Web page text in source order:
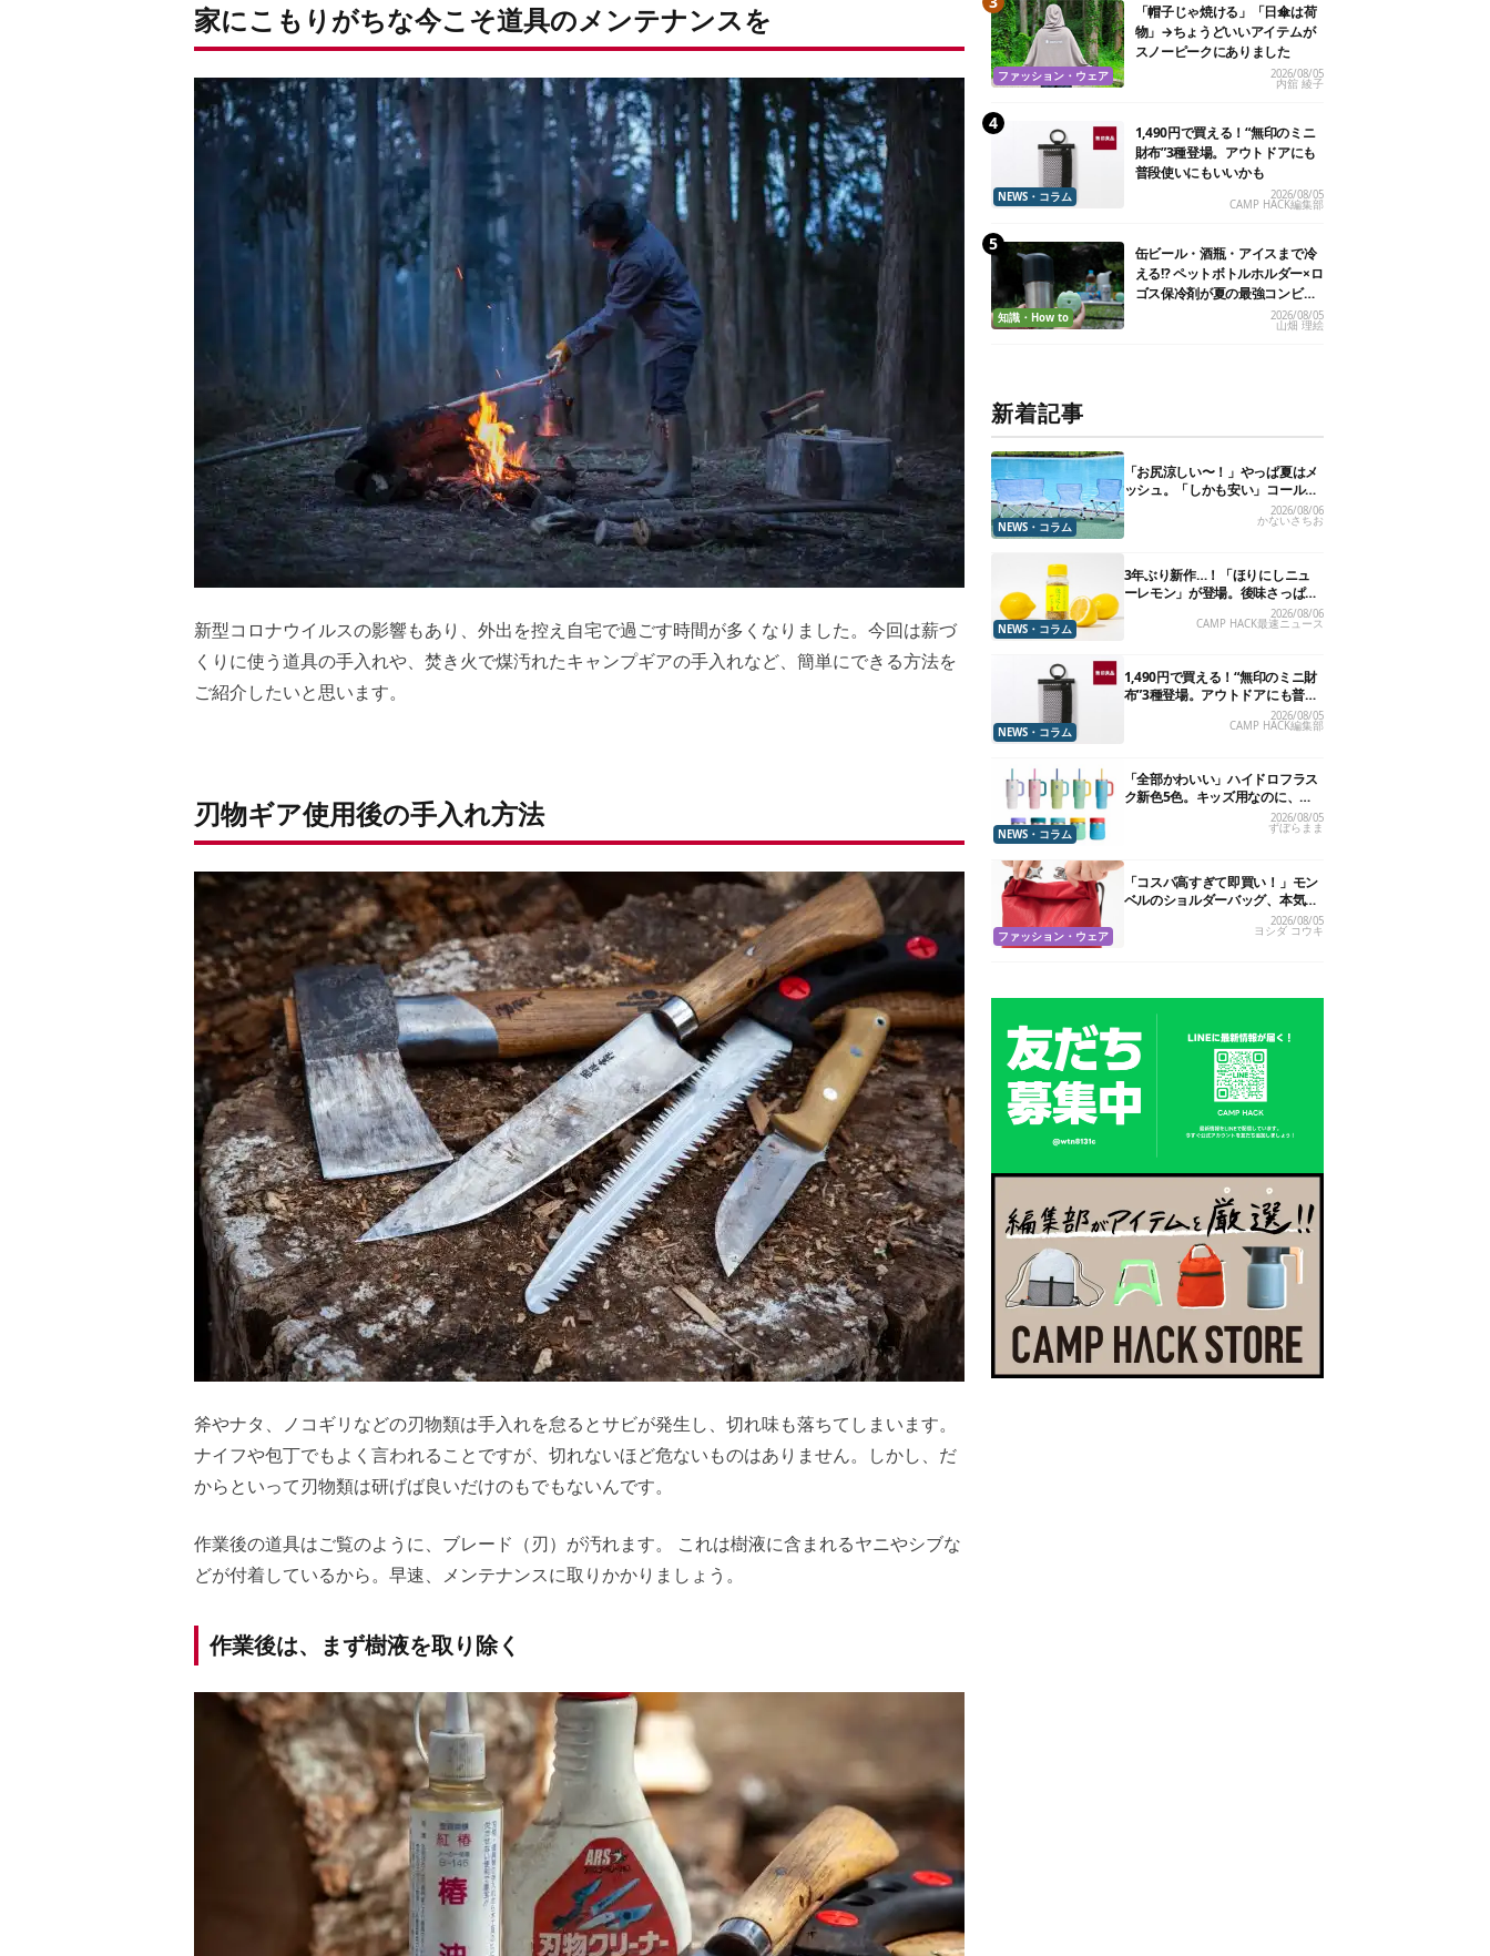
家にこもりがちな今こそ道具のメンテナンスを
新型コロナウイルスの影響もあり、外出を控え自宅で過ごす時間が多くなりました。今回は薪づ
くりに使う道具の手入れや、焚き火で煤汚れたキャンプギアの手入れなど、簡単にできる方法を
ご紹介したいと思います。
刃物ギア使用後の手入れ方法
斧やナタ、ノコギリなどの刃物類は手入れを怠るとサビが発生し、切れ味も落ちてしまいます。
ナイフや包丁でもよく言われることですが、切れないほど危ないものはありません。しかし、だ
からといって刃物類は研げば良いだけのもでもないんです。
作業後の道具はご覧のように、ブレード（刃）が汚れます。 これは樹液に含まれるヤニやシブな
どが付着しているから。早速、メンテナンスに取りかかりましょう。
作業後は、まず樹液を取り除く
ファッション・ウェア
「帽子じゃ焼ける」「日傘は荷
物」→ちょうどいいアイテムが
スノーピークにありました
2026/08/05
内舘 綾子
NEWS・コラム
1,490円で買える！“無印のミニ
財布”3種登場。アウトドアにも
普段使いにもいいかも
2026/08/05
CAMP HACK編集部
知識・How to
缶ビール・酒瓶・アイスまで冷
える!? ペットボトルホルダー×ロ
ゴス保冷剤が夏の最強コンビだ
2026/08/05
山畑 理絵
新着記事
NEWS・コラム
「お尻涼しい〜！」やっぱ夏はメ
ッシュ。「しかも安い」コールマ
ン今年の新作は、カラーもさわや
かです
2026/08/06
かないさちお
NEWS・コラム
3年ぶり新作…！「ほりにしニュ
ーレモン」が登場。後味さっぱり
の万能スパイス！【8月21日発
2026/08/06
CAMP HACK最速ニュース
NEWS・コラム
1,490円で買える！“無印のミニ財
布”3種登場。アウトドアにも普段
2026/08/05
CAMP HACK編集部
NEWS・コラム
「全部かわいい」ハイドロフラス
ク新色5色。キッズ用なのに、大
2026/08/05
ずぼらまま
ファッション・ウェア
「コスパ高すぎて即買い！」モン
ベルのショルダーバッグ、本気で
2026/08/05
ヨシダ コウキ